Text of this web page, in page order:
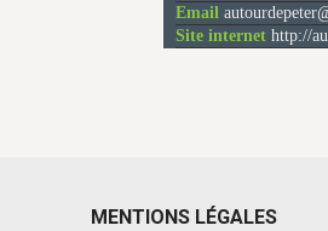
Email
Site internet http://
MENTIONS LÉGALES